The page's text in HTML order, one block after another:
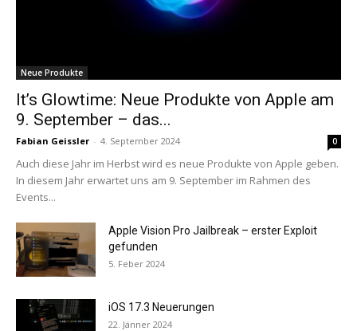
Neue Produkte
It’s Glowtime: Neue Produkte von Apple am
9. September – das...
Fabian Geissler - 4. September 2024 0
Auch diese Jahr im Herbst wird es neue Produkte von Apple geben.
In diesem Jahr erwartet uns am 9. September im Rahmen des
Events...
Apple Vision Pro Jailbreak – erster Exploit
gefunden
5. Feber 2024
iOS 17.3 Neuerungen
22. Jänner 2024